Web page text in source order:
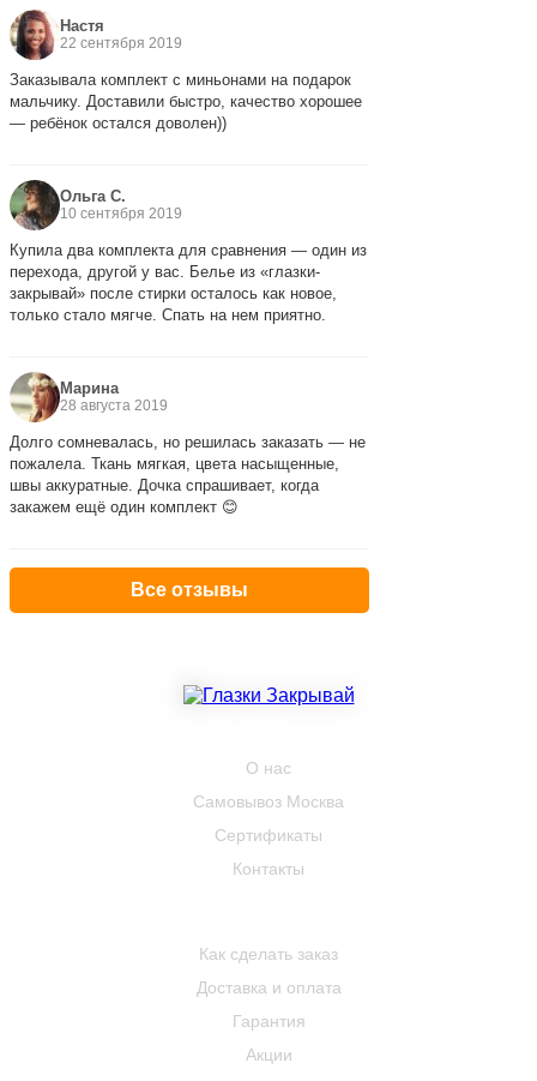
Настя
22 сентября 2019
Заказывала комплект с миньонами на подарок
мальчику. Доставили быстро, качество хорошее
— ребёнок остался доволен))
Ольга С.
10 сентября 2019
Купила два комплекта для сравнения — один из
перехода, другой у вас. Белье из «глазки-
закрывай» после стирки осталось как новое,
только стало мягче. Спать на нем приятно.
Марина
28 августа 2019
Долго сомневалась, но решилась заказать — не
пожалела. Ткань мягкая, цвета насыщенные,
швы аккуратные. Дочка спрашивает, когда
закажем ещё один комплект 😊
Все отзывы
О нас
Самовывоз Москва
Сертификаты
Контакты
Как сделать заказ
Доставка и оплата
Гарантия
Акции